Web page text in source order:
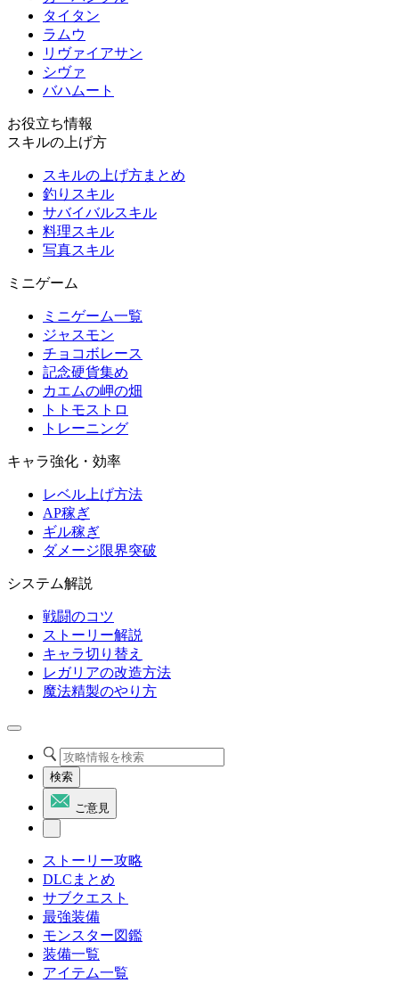
タイタン
ラムウ
リヴァイアサン
シヴァ
バハムート
お役立ち情報
スキルの上げ方
スキルの上げ方まとめ
釣りスキル
サバイバルスキル
料理スキル
写真スキル
ミニゲーム
ミニゲーム一覧
ジャスモン
チョコボレース
記念硬貨集め
カエムの岬の畑
トトモストロ
トレーニング
キャラ強化・効率
レベル上げ方法
AP稼ぎ
ギル稼ぎ
ダメージ限界突破
システム解説
戦闘のコツ
ストーリー解説
キャラ切り替え
レガリアの改造方法
魔法精製のやり方
検索
ご意見
ストーリー攻略
DLCまとめ
サブクエスト
最強装備
モンスター図鑑
装備一覧
アイテム一覧